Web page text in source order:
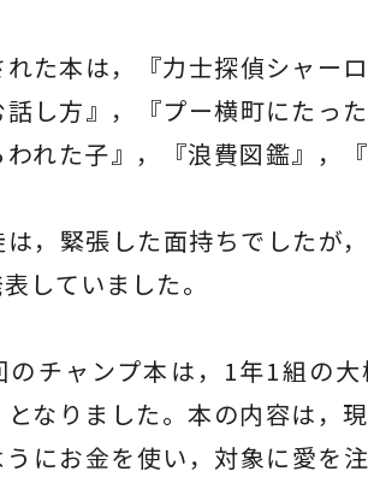
た本は，『力士探偵シャー
し方』，『プー横町にたっ
われた子』，『浪費図鑑』，
は，緊張した面持ちでしたが
していました。
のチャンプ本は，1年1組の
となりました。本の内容は，
うにお金を使い，対象に愛を